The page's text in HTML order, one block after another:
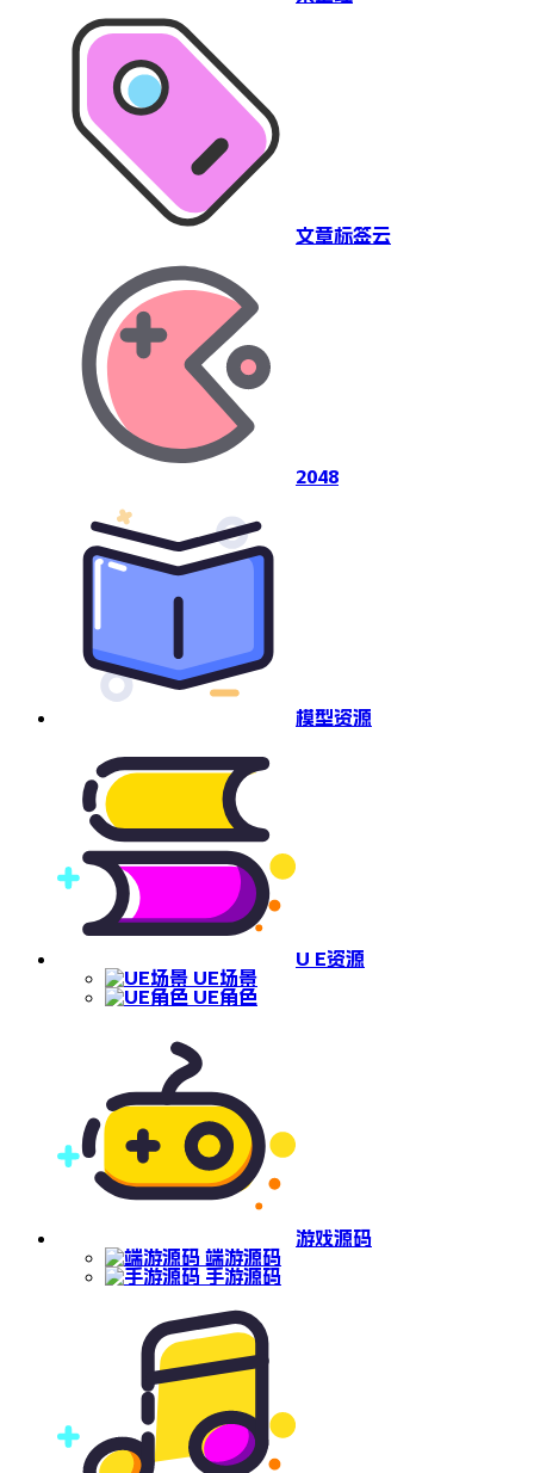
文章标签云
2048
模型资源
U E资源
UE场景
UE角色
游戏源码
端游源码
手游源码